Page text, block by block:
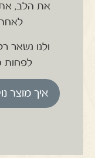
את הלב,
לאחת
ולנו נשאר
לפחות
איך מוצר